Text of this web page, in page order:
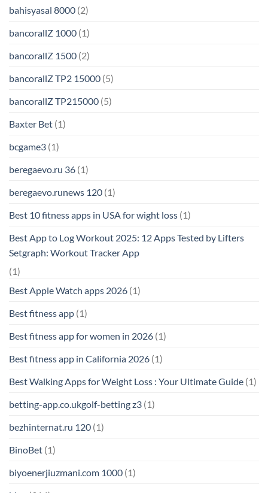
bahisyasal 8000 (2)
bancorallZ 1000 (1)
bancorallZ 1500 (2)
bancorallZ TP2 15000 (5)
bancorallZ TP215000 (5)
Baxter Bet (1)
bcgame3 (1)
beregaevo.ru 36 (1)
beregaevo.runews 120 (1)
Best 10 fitness apps in USA for wight loss (1)
Best App to Log Workout 2025: 12 Apps Tested by Lifters
Setgraph: Workout Tracker App
(1)
Best Apple Watch apps 2026 (1)
Best fitness app (1)
Best fitness app for women in 2026 (1)
Best fitness app in California 2026 (1)
Best Walking Apps for Weight Loss : Your Ultimate Guide (1)
betting-app.co.ukgolf-betting z3 (1)
bezhinternat.ru 120 (1)
BinoBet (1)
biyoenerjiuzmani.com 1000 (1)